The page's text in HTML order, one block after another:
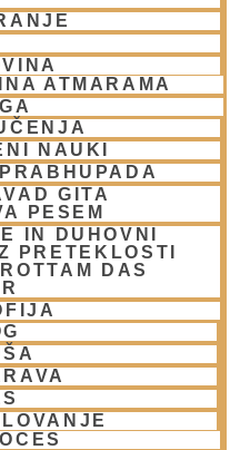
ATMARAMA
NAUKI
GITA
PESEM
IN DUHOVNI
PRETEKLOSTI
DAS
Padayatra 2020
tudi naše